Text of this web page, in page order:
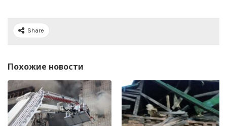
Share
Похожие новости